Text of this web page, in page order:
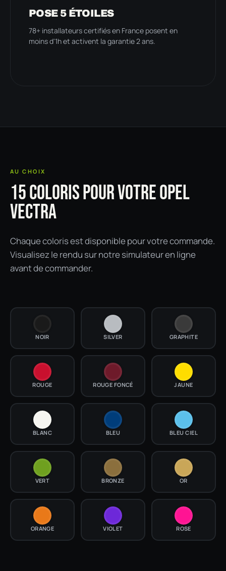
POSE 5 ÉTOILES
78+ installateurs certifiés en France posent en
moins d'1h et activent la garantie 2 ans.
AU CHOIX
15 COLORIS POUR VOTRE OPEL
VECTRA
Chaque coloris est disponible pour votre commande.
Visualisez le rendu sur notre simulateur en ligne
avant de commander.
NOIR SILVER GRAPHITE
ROUGE ROUGE FONCÉ JAUNE
BLANC BLEU BLEU CIEL
VERT BRONZE OR
ORANGE VIOLET ROSE